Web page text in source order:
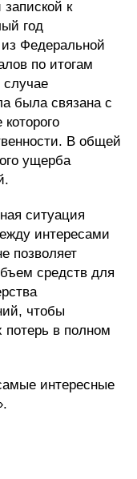
к
год
Федеральной
по итогам
случае
была связана с
В общей
ущерба
ситуация
интересами
позволяет
средств для
чтобы
потерь в полном
интересные